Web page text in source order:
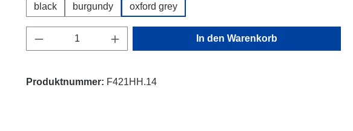
black burgundy oxford grey
Produkt Anzahl: Gib den gewünschten Wert ein
In den Warenkorb
Produktnummer: F421HH.14